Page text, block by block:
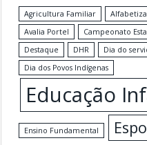
Agricultura Familiar
Avalia Portel
Campeonato
Destaque
DHR
Dia do
Dia dos Povos Indígenas
Educação
Ensino Fundamental